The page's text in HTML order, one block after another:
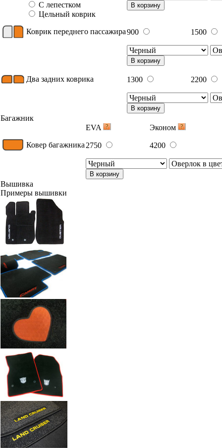
С лепестком
Цельный коврик
В корзину
Коврик переднего пассажира900 1500
В корзину
Два задних коврика 1300 2200
В корзину
Багажник
EVA
Эконом
Ковер багажника 2750 4200
В корзину
Вышивка
Примеры вышивки